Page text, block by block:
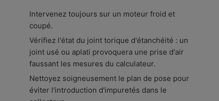
Intervenez toujours sur un moteur froid et
coupé.
Vérifiez l'état du joint torique d'étanchéité : un
joint usé ou aplati provoquera une prise d'air
faussant les mesures du calculateur.
Nettoyez soigneusement le plan de pose pour
éviter l'introduction d'impuretés dans le